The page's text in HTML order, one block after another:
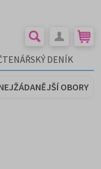
DENÍK
OBORY